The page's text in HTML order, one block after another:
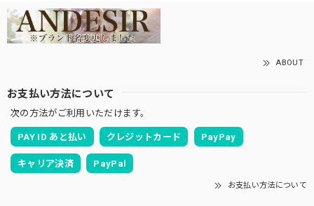
ABOUT
お支払い方法について
次の方法がご利用いただけます。
PAY ID あと払い クレジットカード PayPay
キャリア決済 PayPal
お支払い方法について